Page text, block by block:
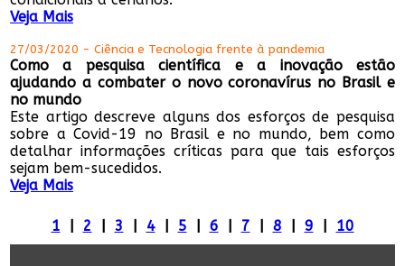
Veja Mais
27/03/2020 - Ciência e Tecnologia frente à pandemia
Como a pesquisa científica e a inovação estão
ajudando a combater o novo coronavírus no Brasil e
no mundo
Este artigo descreve alguns dos esforços de pesquisa
sobre a Covid-19 no Brasil e no mundo, bem como
detalhar informações críticas para que tais esforços
sejam bem-sucedidos.
Veja Mais
1 2 3 4 5 6 7 8 9 10